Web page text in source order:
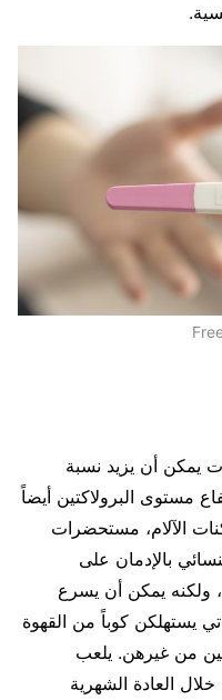
يمكن أن يزيد نسبة
مستوى البرولاكتين أيضاً
الآلام، مستحضرات
بالإدمان على
ولكنه يمكن أن يسرع
يستهلكن كوباً من القهوة
من غيرهن. يلعب
خلال العادة الشهرية